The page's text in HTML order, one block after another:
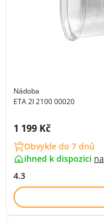
Nádoba
ETA 2l 2100 00020
Cena s DPH:
1 199 Kč
Obvykle do 7 dnů
ihned k dispozici na
4.3